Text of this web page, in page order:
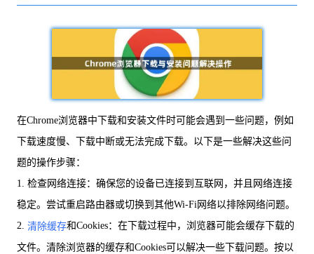
在Chrome浏览器中下载和安装文件时可能会遇到一些问题，例如
下载速度慢、下载中断或无法完成下载。以下是一些解决这些问
题的操作步骤：
1. 检查网络连接：确保您的设备已连接到互联网，并且网络连接
稳定。尝试重启路由器或切换到其他Wi-Fi网络以排除网络问题。
2. 清除缓存和Cookies：在下载过程中，浏览器可能会缓存下载的
文件。清除浏览器的缓存和Cookies可以解决一些下载问题。按以